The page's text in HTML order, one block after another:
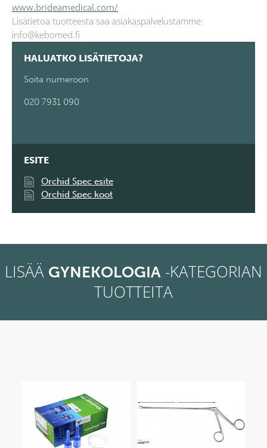
www.brideamedical.com/
Lisätietoa tuotteesta saa asiakaspalvelustamme:
info@kebomed.fi
HALUATKO LISÄTIETOJA?
Soita numeroon
020 7931 090
ESITE
Orchid Spec esite
Orchid Spec koot
LISÄÄ GYNEKOLOGIA -KATEGORIAN
TUOTTEITA